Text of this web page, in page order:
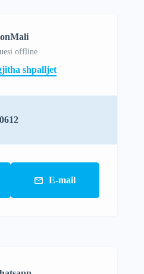
offline
shpalljet
E-mail